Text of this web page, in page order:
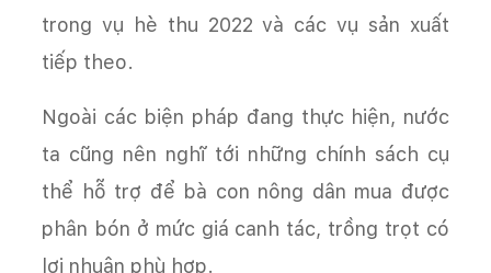
trong vụ hè thu 2022 và các vụ sản xuất
tiếp theo.
Ngoài các biện pháp đang thực hiện, nước
ta cũng nên nghĩ tới những chính sách cụ
thể hỗ trợ để bà con nông dân mua được
phân bón ở mức giá canh tác, trồng trọt có
lợi nhuận phù hợp.